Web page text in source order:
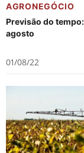
AGRONEGÓCIO
Previsão do
agosto
01/08/22